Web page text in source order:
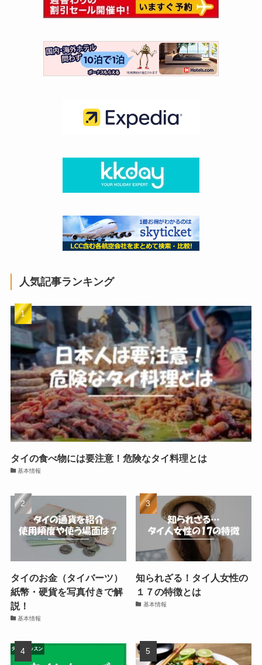
人気記事ランキング
タイの食べ物には要注意！危険なタイ料理とは
基本情報
タイのお金（タイバーツ）
紙幣・硬貨を写真付きで解
説！
基本情報
知られざる！タイ人女性の
１７の特徴とは
基本情報